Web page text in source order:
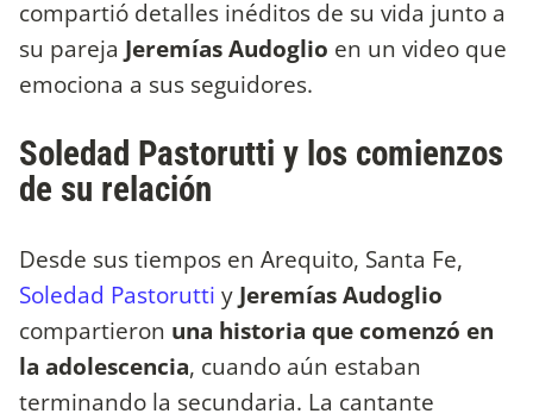
compartió detalles inéditos de su vida junto a
su pareja Jeremías Audoglio en un video que
emociona a sus seguidores.
Soledad Pastorutti y los comienzos
de su relación
Desde sus tiempos en Arequito, Santa Fe,
Soledad Pastorutti y Jeremías Audoglio
compartieron una historia que comenzó en
la adolescencia, cuando aún estaban
terminando la secundaria. La cantante